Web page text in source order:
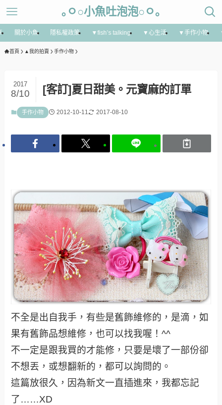
｡ㅇ○小魚吐泡泡○ㅇ｡
關於小魚 隱私權政策 ▼fish’s talking ▼心生活 ▼手作小物
首頁 ▲我的拍賣 手作小物
[客訂]夏日甜美。元寶麻的訂單
2017
8/10
手作小物 2012-10-11 2017-08-10
不全是出自我手，有些是舊飾維修的，是滴，如
果有舊飾品想維修，也可以找我喔！^^
不一定是跟我買的才能修，只要是壞了一部份卻
不想丟，或想翻新的，都可以詢問的。
這篇放很久，因為新文一直插進來，我都忘記
了……XD